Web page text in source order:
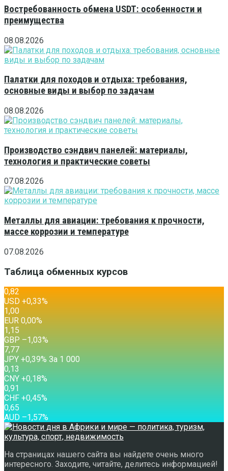
Востребованность обмена USDT: особенности и
преимущества
08.08.2026
Палатки для походов и отдыха: требования,
основные виды и выбор по задачам
08.08.2026
Производство сэндвич панелей: материалы,
технология и практические советы
07.08.2026
Металлы для авиации: требования к прочности,
массе коррозии и температуре
07.08.2026
Таблица обменных курсов
0,82
USD +0,33%
1,00
EUR 0,00%
1,15
GBP –1,03%
7,77
JPY +0,39% За 1 000
0,13
CNY +0,18%
0,91
CHF +0,45%
0,65
AUD –1,57%
На страницах нашего сайта вы найдете очень много
интересного. Заходите, читайте, делитесь информацией!